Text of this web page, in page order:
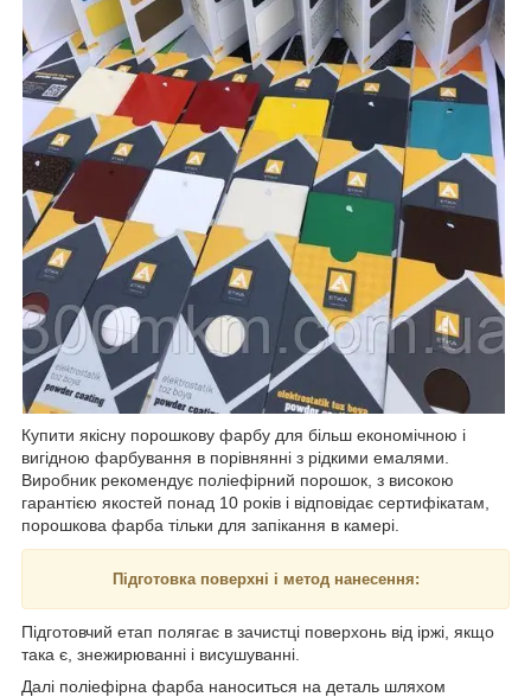
Купити якісну порошкову фарбу для більш економічною і
вигідною фарбування в порівнянні з рідкими емалями.
Виробник рекомендує поліефірний порошок, з високою
гарантією якостей понад 10 років і відповідає сертифікатам,
порошкова фарба тільки для запікання в камері.
Підготовка поверхні і метод нанесення:
Підготовчий етап полягає в зачистці поверхонь від іржі, якщо
така є, знежирюванні і висушуванні.
Далі поліефірна фарба наноситься на деталь шляхом